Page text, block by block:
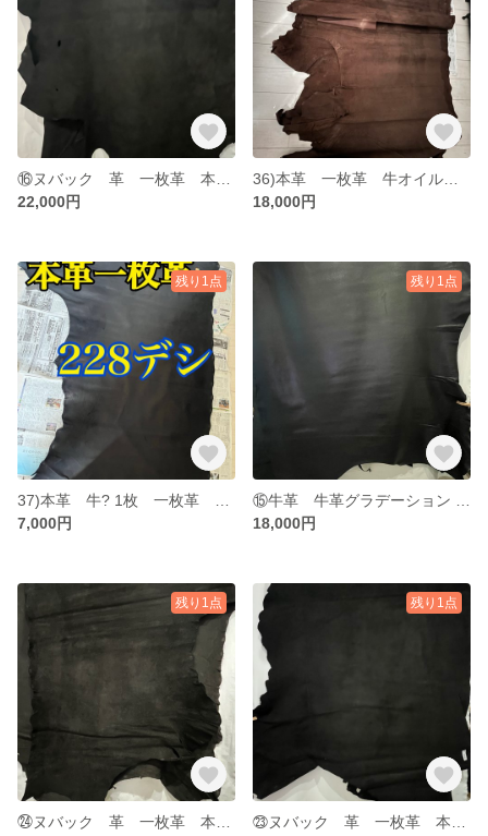
22,000円
18,000円
残り1点
7,000円
残り1点
18,000円
残り1点 残り1点